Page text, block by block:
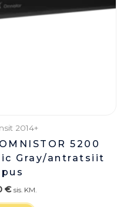
2014+
5200
Gray/antratsiit
€ sis. KM.